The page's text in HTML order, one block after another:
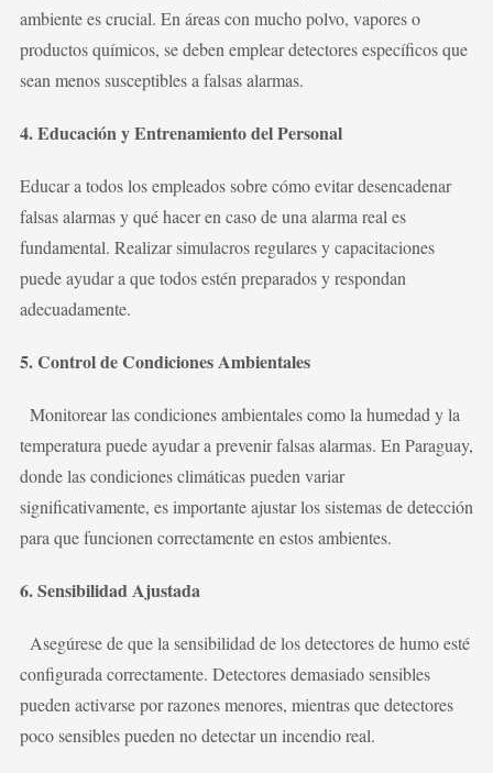
ambiente es crucial. En áreas con mucho polvo, vapores o
productos químicos, se deben emplear detectores específicos que
sean menos susceptibles a falsas alarmas.
4. Educación y Entrenamiento del Personal
Educar a todos los empleados sobre cómo evitar desencadenar
falsas alarmas y qué hacer en caso de una alarma real es
fundamental. Realizar simulacros regulares y capacitaciones
puede ayudar a que todos estén preparados y respondan
adecuadamente.
5. Control de Condiciones Ambientales
Monitorear las condiciones ambientales como la humedad y la
temperatura puede ayudar a prevenir falsas alarmas. En Paraguay,
donde las condiciones climáticas pueden variar
significativamente, es importante ajustar los sistemas de detección
para que funcionen correctamente en estos ambientes.
6. Sensibilidad Ajustada
Asegúrese de que la sensibilidad de los detectores de humo esté
configurada correctamente. Detectores demasiado sensibles
pueden activarse por razones menores, mientras que detectores
poco sensibles pueden no detectar un incendio real.